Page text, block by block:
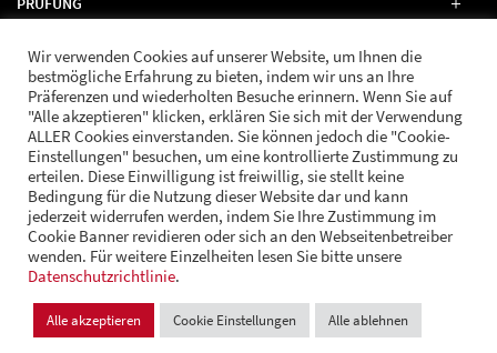
RECHT
FOLGE UNS
© Andrä Consulting Datenschutz
Cookie Einstellungen
Design und Entwicklung:VI BRAND STUDIOS
Wir verwenden Cookies auf unserer Website, um Ihnen die
bestmögliche Erfahrung zu bieten, indem wir uns an Ihre
Präferenzen und wiederholten Besuche erinnern. Wenn Sie auf
"Alle akzeptieren" klicken, erklären Sie sich mit der Verwendung
ALLER Cookies einverstanden. Sie können jedoch die "Cookie-
Einstellungen" besuchen, um eine kontrollierte Zustimmung zu
erteilen. Diese Einwilligung ist freiwillig, sie stellt keine
Bedingung für die Nutzung dieser Website dar und kann
jederzeit widerrufen werden, indem Sie Ihre Zustimmung im
Cookie Banner revidieren oder sich an den Webseitenbetreiber
wenden. Für weitere Einzelheiten lesen Sie bitte unsere
Datenschutzrichtlinie.
Alle akzeptieren Cookie Einstellungen Alle ablehnen